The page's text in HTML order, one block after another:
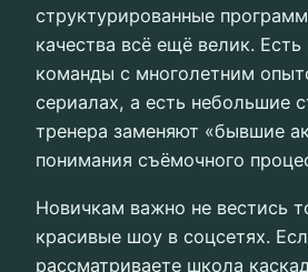
структурированные
качества всё ещё велик.
команды с многолетним
сериалах, а есть небольшие
тренера заменяют «бывшие
понимания съёмочного
Новичкам важно не вестись
красивые шоу в соцсетях.
рассматриваете школа